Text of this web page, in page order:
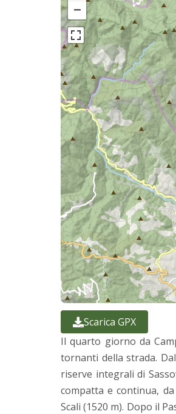
−
Scarica GPX
Il quarto giorno da
tornanti della strada.
riserve integrali di
compatta e continua,
Scali (1520 m). Dopo il